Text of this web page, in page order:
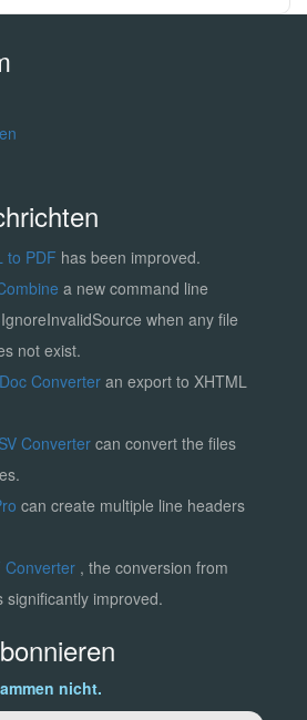
to PDF has been improved.
a new command line
when any file
not exist.
Converter an export to XHTML
Convertercan convert the files
can create multiple line headers
Converter , the conversion from
significantly improved.
nicht.